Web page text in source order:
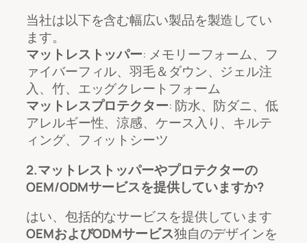
当社は以下を含む幅広い製品を製造してい
ます。
マットレストッパー: メモリーフォーム、フ
ァイバーフィル、羽毛＆ダウン、ジェル注
入、竹、エッグクレートフォーム
マットレスプロテクター: 防水、防ダニ、低
アレルギー性、涼感、ケース入り、キルテ
ィング、フィットシーツ
2.マットレストッパーやプロテクターの
OEM/ODMサービスを提供していますか?
はい、包括的なサービスを提供しています
OEMおよびODMサービス独自のデザインを